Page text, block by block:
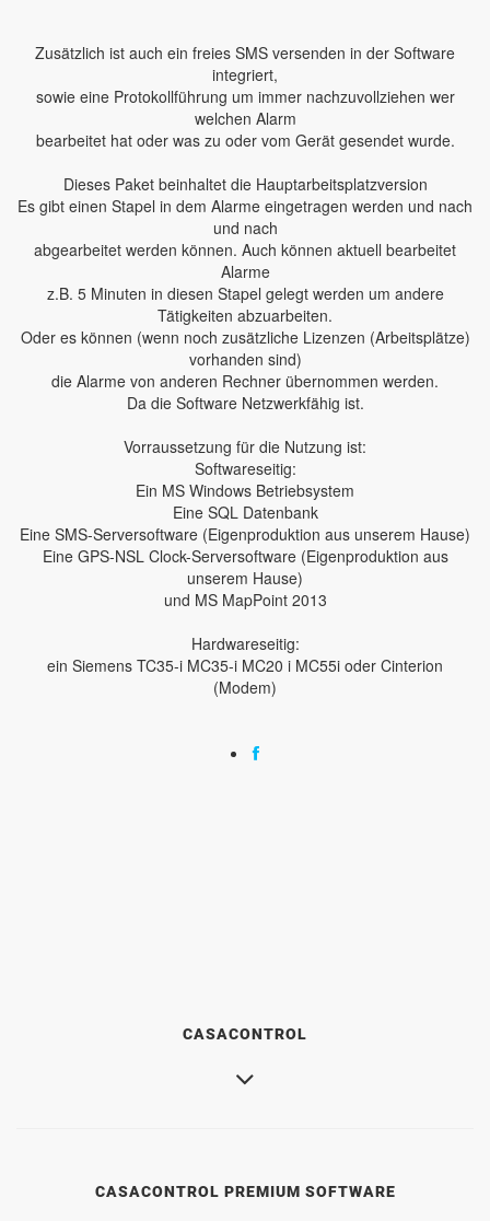
Zusätzlich ist auch ein freies SMS versenden in der Software
integriert,
sowie eine Protokollführung um immer nachzuvollziehen wer
welchen Alarm
bearbeitet hat oder was zu oder vom Gerät gesendet wurde.
Dieses Paket beinhaltet die Hauptarbeitsplatzversion
Es gibt einen Stapel in dem Alarme eingetragen werden und nach
und nach
abgearbeitet werden können. Auch können aktuell bearbeitet
Alarme
z.B. 5 Minuten in diesen Stapel gelegt werden um andere
Tätigkeiten abzuarbeiten.
Oder es können (wenn noch zusätzliche Lizenzen (Arbeitsplätze)
vorhanden sind)
die Alarme von anderen Rechner übernommen werden.
Da die Software Netzwerkfähig ist.
Vorraussetzung für die Nutzung ist:
Softwareseitig:
Ein MS Windows Betriebsystem
Eine SQL Datenbank
Eine SMS-Serversoftware (Eigenproduktion aus unserem Hause)
Eine GPS-NSL Clock-Serversoftware (Eigenproduktion aus
unserem Hause)
und MS MapPoint 2013
Hardwareseitig:
ein Siemens TC35-i MC35-i MC20 i MC55i oder Cinterion
(Modem)
CASACONTROL
CASACONTROL PREMIUM SOFTWARE